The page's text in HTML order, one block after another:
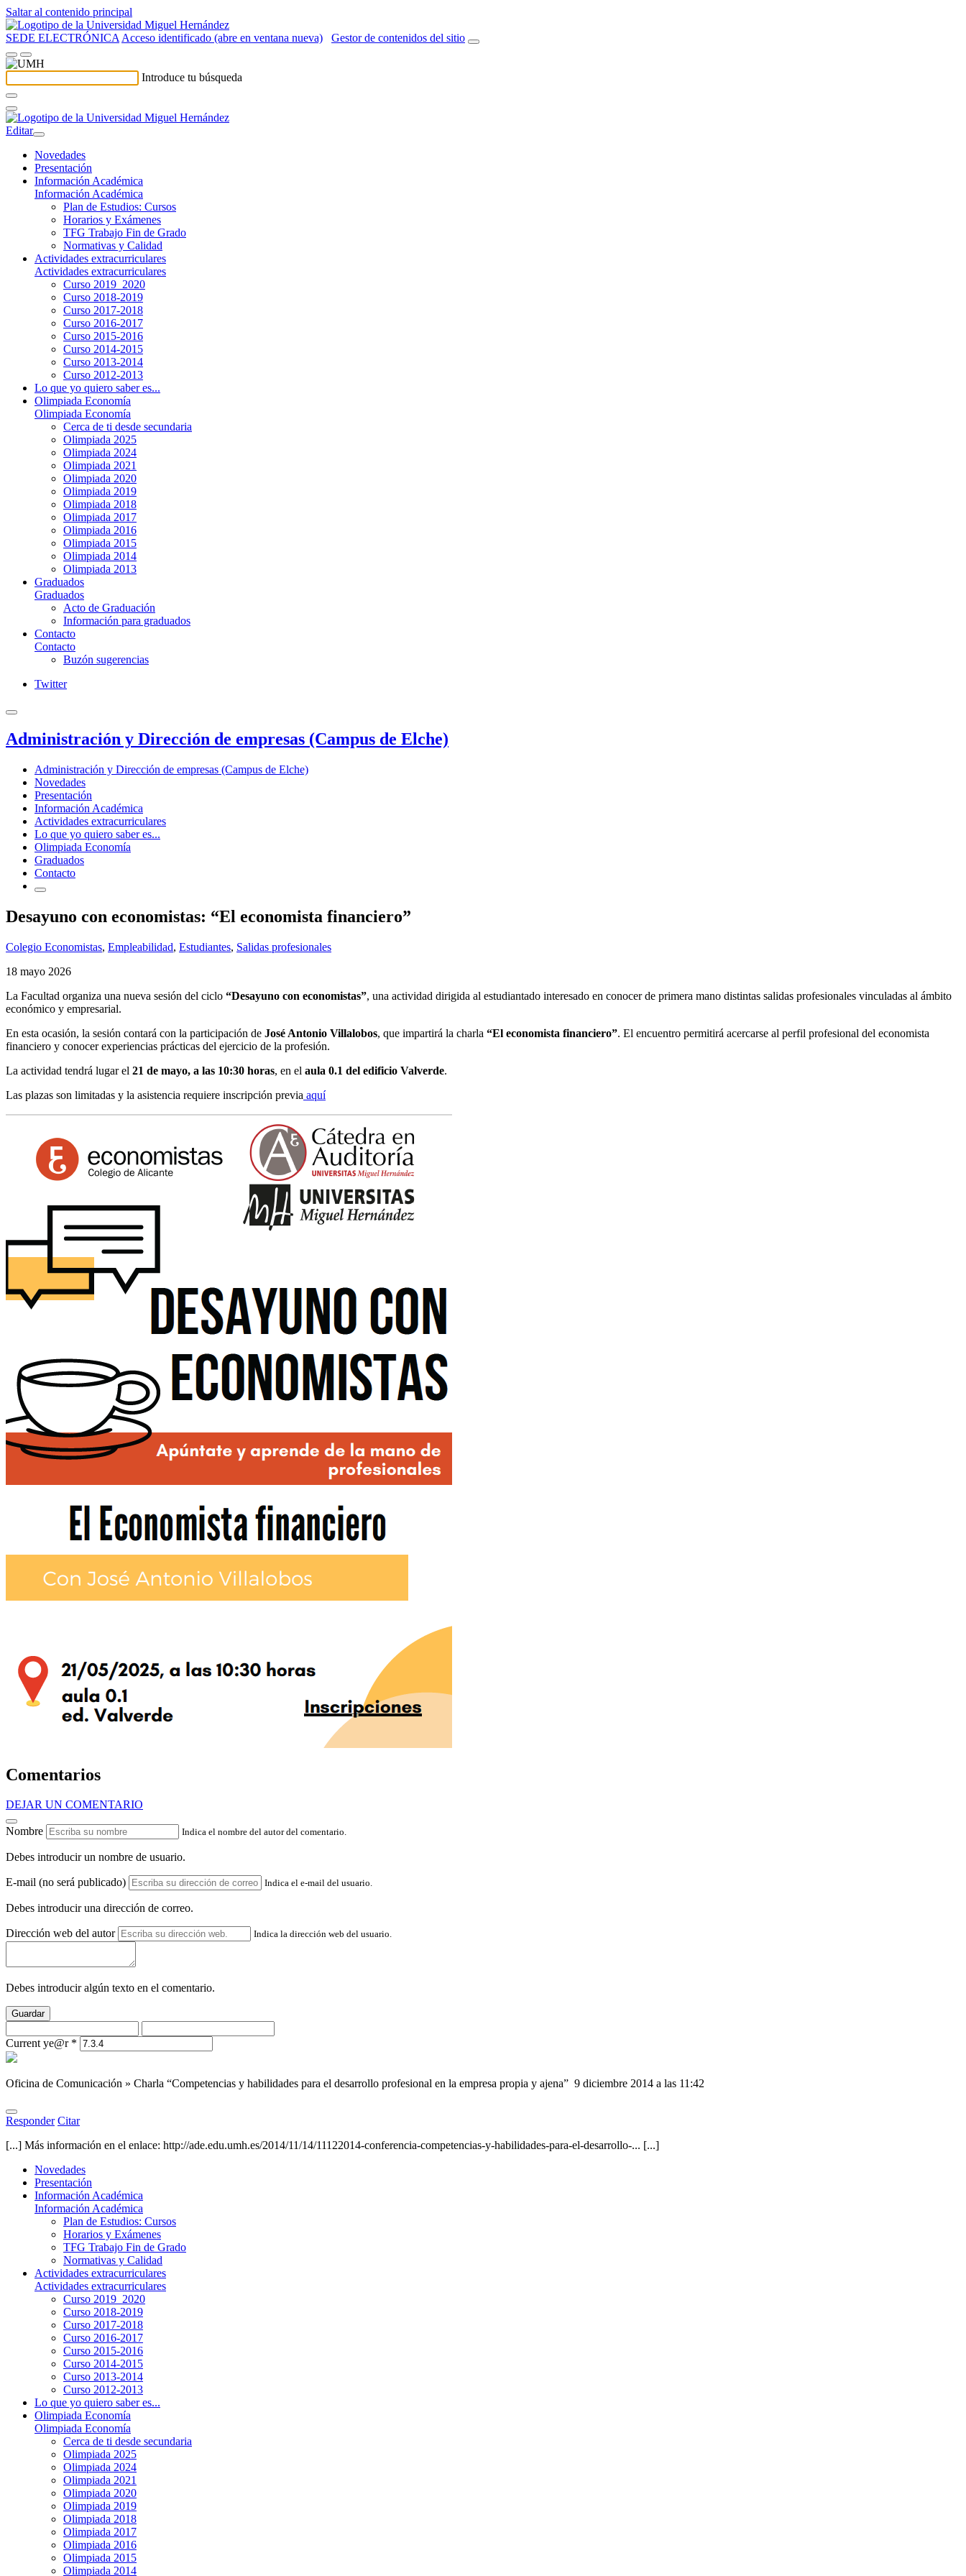
Saltar al contenido principal
SEDE ELECTRÓNICA Acceso identificado (abre en ventana nueva) Gestor de contenidos del sitio
Introduce tu búsqueda
Editar
Novedades
Presentación
Información Académica
Información Académica
Plan de Estudios: Cursos
Horarios y Exámenes
TFG Trabajo Fin de Grado
Normativas y Calidad
Actividades extracurriculares
Actividades extracurriculares
Curso 2019_2020
Curso 2018-2019
Curso 2017-2018
Curso 2016-2017
Curso 2015-2016
Curso 2014-2015
Curso 2013-2014
Curso 2012-2013
Lo que yo quiero saber es...
Olimpiada Economía
Olimpiada Economía
Cerca de ti desde secundaria
Olimpiada 2025
Olimpiada 2024
Olimpiada 2021
Olimpiada 2020
Olimpiada 2019
Olimpiada 2018
Olimpiada 2017
Olimpiada 2016
Olimpiada 2015
Olimpiada 2014
Olimpiada 2013
Graduados
Graduados
Acto de Graduación
Información para graduados
Contacto
Contacto
Buzón sugerencias
Twitter
Administración y Dirección de empresas (Campus de Elche)
Administración y Dirección de empresas (Campus de Elche)
Novedades
Presentación
Información Académica
Actividades extracurriculares
Lo que yo quiero saber es...
Olimpiada Economía
Graduados
Contacto
Desayuno con economistas: “El economista financiero”
Colegio Economistas, Empleabilidad, Estudiantes, Salidas profesionales
18 mayo 2026
La Facultad organiza una nueva sesión del ciclo “Desayuno con economistas”, una actividad dirigida al estudiantado interesado en conocer de primera mano distintas salidas profesionales vinculadas al ámbito
económico y empresarial.
En esta ocasión, la sesión contará con la participación de José Antonio Villalobos, que impartirá la charla “El economista financiero”. El encuentro permitirá acercarse al perfil profesional del economista
financiero y conocer experiencias prácticas del ejercicio de la profesión.
La actividad tendrá lugar el 21 de mayo, a las 10:30 horas, en el aula 0.1 del edificio Valverde.
Las plazas son limitadas y la asistencia requiere inscripción previa aquí
Comentarios
DEJAR UN COMENTARIO
Nombre Indica el nombre del autor del comentario.
Debes introducir un nombre de usuario.
E-mail (no será publicado) Indica el e-mail del usuario.
Debes introducir una dirección de correo.
Dirección web del autor Indica la dirección web del usuario.
Debes introducir algún texto en el comentario.
Guardar
Current ye@r *
Oficina de Comunicación » Charla “Competencias y habilidades para el desarrollo profesional en la empresa propia y ajena” 9 diciembre 2014 a las 11:42
Responder Citar
[...] Más información en el enlace: http://ade.edu.umh.es/2014/11/14/11122014-conferencia-competencias-y-habilidades-para-el-desarrollo-... [...]
Novedades
Presentación
Información Académica
Información Académica
Plan de Estudios: Cursos
Horarios y Exámenes
TFG Trabajo Fin de Grado
Normativas y Calidad
Actividades extracurriculares
Actividades extracurriculares
Curso 2019_2020
Curso 2018-2019
Curso 2017-2018
Curso 2016-2017
Curso 2015-2016
Curso 2014-2015
Curso 2013-2014
Curso 2012-2013
Lo que yo quiero saber es...
Olimpiada Economía
Olimpiada Economía
Cerca de ti desde secundaria
Olimpiada 2025
Olimpiada 2024
Olimpiada 2021
Olimpiada 2020
Olimpiada 2019
Olimpiada 2018
Olimpiada 2017
Olimpiada 2016
Olimpiada 2015
Olimpiada 2014